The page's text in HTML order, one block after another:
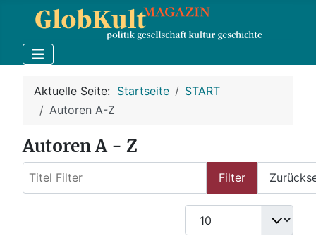
Aktuelle Seite: Startseite
START
Autoren A-Z
Autoren A - Z
Filter
Anzeige #